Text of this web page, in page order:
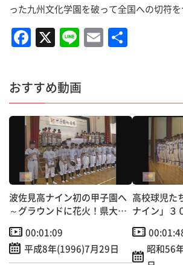
った九州文化学園を破って全国への切符を
F
a
c
e
b
o
o
k
X Li
n
e
E
m
l
おすすめ動画
波佐見高ナイン初の甲子園へ
～グラウンドに花火！県大会
00:01:09
平成8年(1996)7月29日
高校球児た
ナイン」３
昭和56